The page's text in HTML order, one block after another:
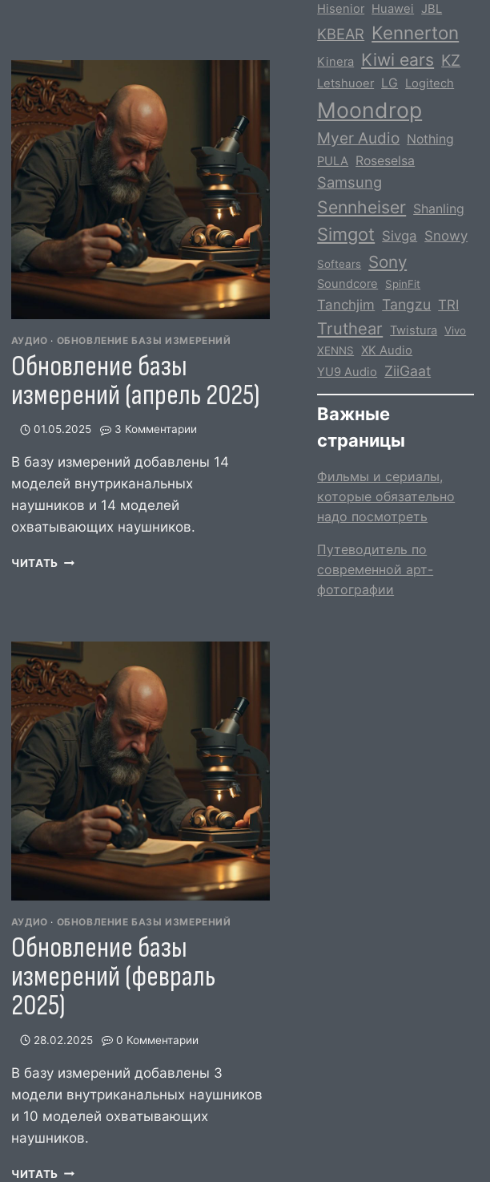
АУДИО · ОБНОВЛЕНИЕ БАЗЫ ИЗМЕРЕНИЙ
Обновление базы
измерений (апрель 2025)
01.05.2025 3 Комментарии
В базу измерений добавлены 14
моделей внутриканальных
наушников и 14 моделей
охватывающих наушников.
ЧИТАТЬ ОБНОВЛЕНИЕ
АУДИО · ОБНОВЛЕНИЕ БАЗЫ ИЗМЕРЕНИЙ
Обновление базы
измерений (февраль
2025)
28.02.2025 0 Комментарии
В базу измерений добавлены 3
модели внутриканальных наушников
и 10 моделей охватывающих
наушников.
ЧИТАТЬ ОБНОВЛЕНИЕ
Hisenior Huawei JBL
KBEAR Kennerton
Kinera Kiwi ears KZ
Letshuoer LG Logitech
Moondrop
Myer Audio Nothing
PULA Roseselsa
Samsung
Sennheiser Shanling
Simgot Sivga Snowy
Softears Sony
Soundcore SpinFit
Tanchjim Tangzu TRI
Truthear Twistura
Vivo
XENNS
XK Audio
YU9 Audio
ZiiGaat
Важные
страницы
Фильмы и сериалы,
которые обязательно
надо посмотреть
Путеводитель по
современной арт-
фотографии